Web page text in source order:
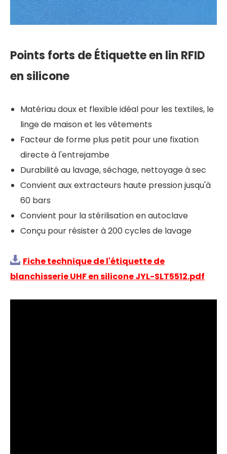
Points forts deÉtiquette en lin RFID
en silicone
Matériau doux et flexible idéal pour les textiles, le
linge de maison et les vêtements
Facteur de forme plus petit pour une fixation
directe à l'entrejambe
Durabilité au lavage, séchage, nettoyage à sec
Convient aux extracteurs haute pression jusqu'à
60 bars
Convient pour la stérilisation en autoclave
Conçu pour résister à 200 cycles de lavage
Fiche technique de l'étiquette de
blanchisserie UHF en silicone JYL-SLT5512.pdf